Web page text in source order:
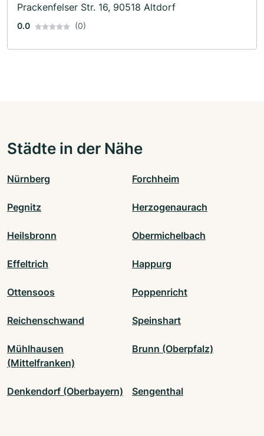
Prackenfelser Str. 16, 90518 Altdorf
0.0 (0)
Städte in der Nähe
Nürnberg Forchheim
Pegnitz Herzogenaurach
Heilsbronn Obermichelbach
Effeltrich Happurg
Ottensoos Poppenricht
Reichenschwand Speinshart
Mühlhausen
(Mittelfranken)
Brunn (Oberpfalz)
Denkendorf (Oberbayern) Sengenthal